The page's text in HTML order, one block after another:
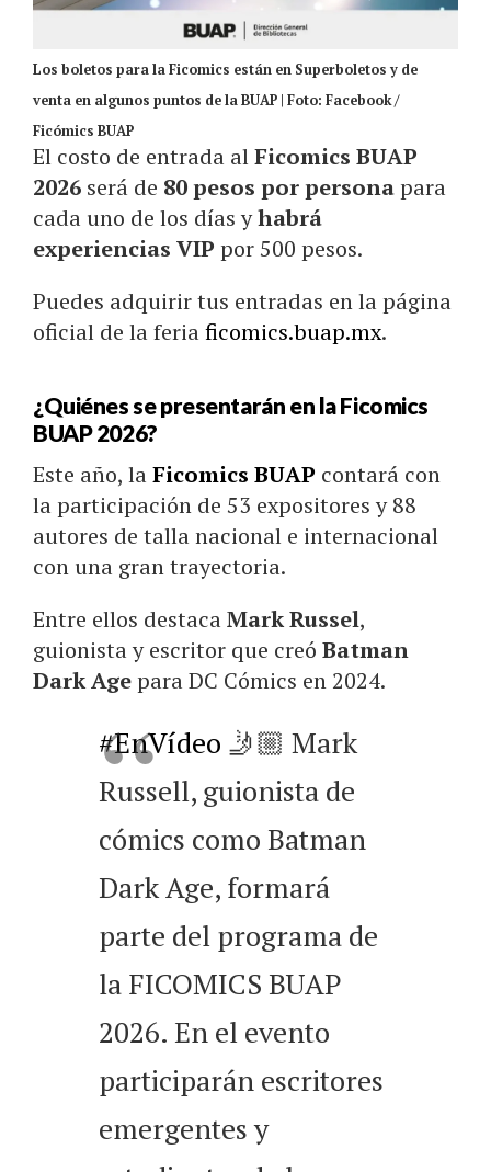
Los boletos para la Ficomics están en Superboletos y de
venta en algunos puntos de la BUAP | Foto: Facebook /
Ficómics BUAP
El costo de entrada alFicomics BUAP
2026 será de 80 pesos por personapara
cada uno de los días yhabrá
experiencias VIP por 500 pesos.
Puedes adquirir tus entradas en la página
oficial de la feriaficomics.buap.mx.
¿Quiénes se presentarán en la Ficomics
BUAP 2026?
Este año, laFicomics BUAP contará con
la participación de 53 expositores y 88
autores de talla nacional e internacional
con una gran trayectoria.
Entre ellos destacaMark Russel,
guionista y escritor que creó Batman
Dark Agepara DC Cómics en 2024.
#EnVídeo 🤳🏼 Mark
Russell, guionista de
cómics como Batman
Dark Age, formará
parte del programa de
la FICOMICS BUAP
2026. En el evento
participarán escritores
emergentes y